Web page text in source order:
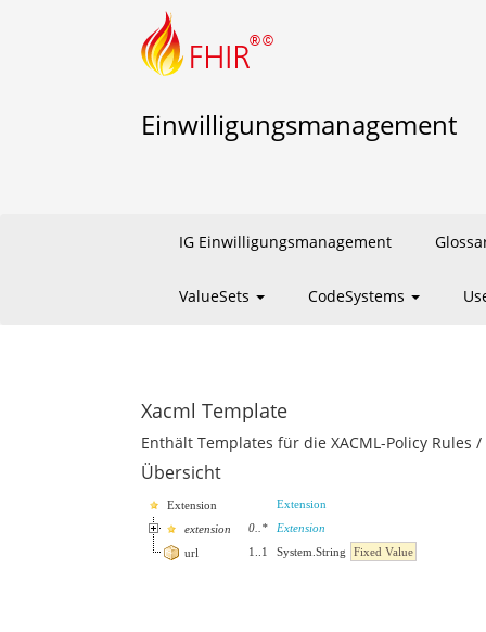
Einwilligungsmanagement
IG Einwilligungsmanagement
ValueSets CodeSystems
Xacml Template
Enthält Templates für die XACML-Policy Rules /
Übersicht
Extension
Extension
extension
0 *
Extension
url
1 1 System.String Fixed Value